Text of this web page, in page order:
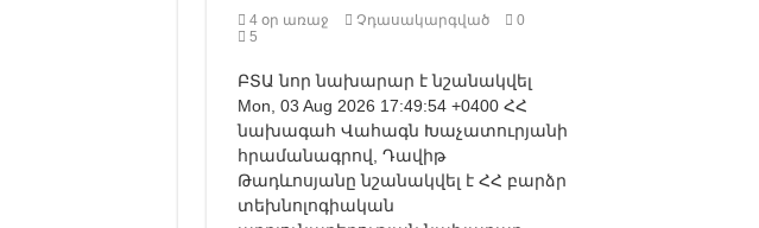
4 օր առաջ Չդասակարգված
0
5
ԲՏԱ նոր նախարար է նշանակվել
Mon, 03 Aug 2026 17:49:54 +0400 ՀՀ
նախագահ Վահագն Խաչատուրյանի
հրամանագրով, Դավիթ
Թադևոսյանը նշանակվել է ՀՀ բարձր
տեխնոլոգիական